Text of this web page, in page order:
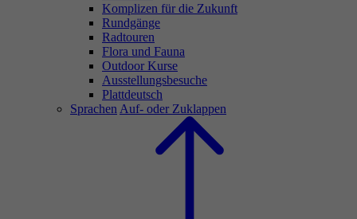
Komplizen für die Zukunft
Rundgänge
Radtouren
Flora und Fauna
Outdoor Kurse
Ausstellungsbesuche
Plattdeutsch
Sprachen Auf- oder Zuklappen